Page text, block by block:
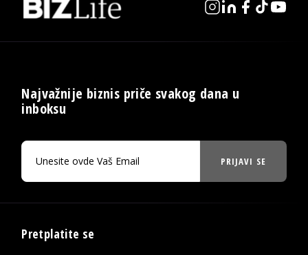
Najvažnije biznis priče svakog dana u
inboksu
PRIJAVI SE
Pretplatite se